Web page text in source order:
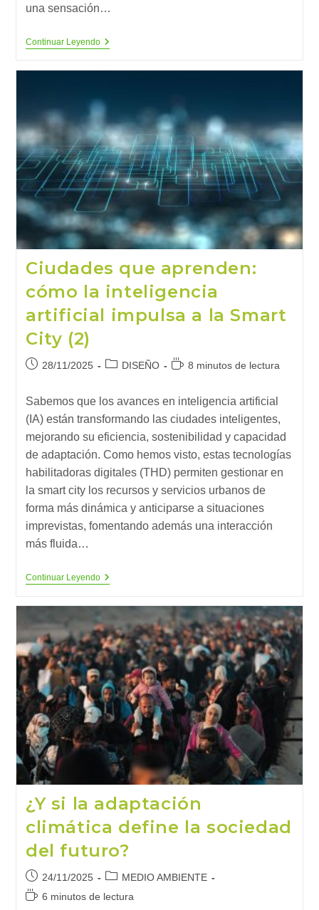
una sensación…
Continuar LeyendoLa
Perdido:
Sin
Salida
Fósil,
No
Hay
1,5º
C
Ciudades que aprenden:
cómo la inteligencia
artificial impulsa a la Smart
City (2)
Publicación
entrada:
28/11/2025
Categoría
entrada:
DISEÑO
Tiempo8 minutos de lectura
Sabemos que los avances en inteligencia artificial
(IA) están transformando las ciudades inteligentes,
mejorando su eficiencia, sostenibilidad y capacidad
de adaptación. Como hemos visto, estas tecnologías
habilitadoras digitales (THD) permiten gestionar en
la smart city los recursos y servicios urbanos de
forma más dinámica y anticiparse a situaciones
imprevistas, fomentando además una interacción
más fluida…
Continuar LeyendoCiudades
La
Inteligencia
Artificial
Impulsa
A
La
Smart
City
(2)
¿Y si la adaptación
climática define la sociedad
del futuro?
Publicación
de
24/11/2025
Categoría
de
MEDIO AMBIENTE
Tiempo6 minutos de lectura